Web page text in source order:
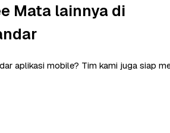
Mata lainnya di
aplikasi mobile? Tim kami juga siap